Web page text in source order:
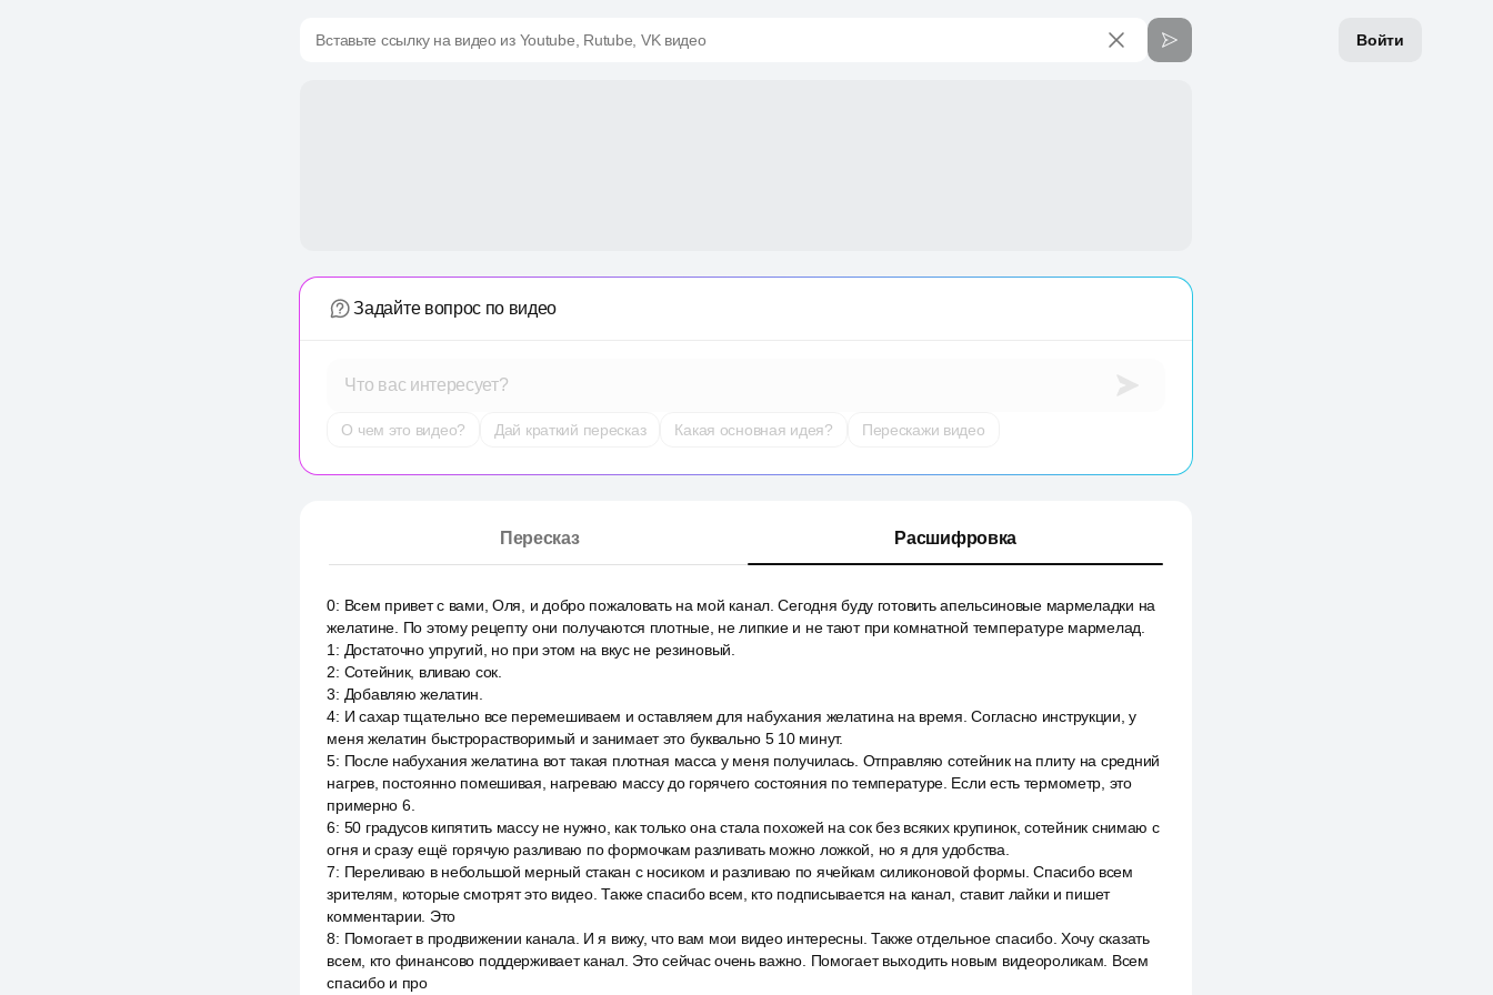
Войти
Вставьте ссылку на видео из Youtube, Rutube, VK видео
Задайте вопрос по видео
Что вас интересует?
О чем это видео? Дай краткий пересказ Какая основная идея? Перескажи видео
Пересказ Расшифровка
0: Всем привет с вами, Оля, и добро пожаловать на мой канал. Сегодня буду готовить апельсиновые мармеладки на
желатине. По этому рецепту они получаются плотные, не липкие и не тают при комнатной температуре мармелад.
1 : Достаточно упругий, но при этом на вкус не резиновый.
2: Сотейник, вливаю сок.
3: Добавляю желатин.
4: И сахар тщательно все перемешиваем и оставляем для набухания желатина на время. Согласно инструкции, у
меня желатин быстрорастворимый и занимает это буквально 5 10 минут.
5: После набухания желатина вот такая плотная масса у меня получилась. Отправляю сотейник на плиту на средний
нагрев, постоянно помешивая, нагреваю массу до горячего состояния по температуре. Если есть термометр, это
примерно 6.
6: 50 градусов кипятить массу не нужно, как только она стала похожей на сок без всяких крупинок, сотейник снимаю с
огня и сразу ещё горячую разливаю по формочкам разливать можно ложкой, но я для удобства.
7: Переливаю в небольшой мерный стакан с носиком и разливаю по ячейкам силиконовой формы. Спасибо всем
зрителям, которые смотрят это видео. Также спасибо всем, кто подписывается на канал, ставит лайки и пишет
комментарии. Это
8: Помогает в продвижении канала. И я вижу, что вам мои видео интересны. Также отдельное спасибо. Хочу сказать
всем, кто финансово поддерживает канал. Это сейчас очень важно. Помогает выходить новым видеороликам. Всем
спасибо и про